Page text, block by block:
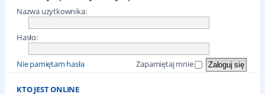
Nazwa użytkownika:
Hasło:
Nie pamiętam hasła Zapamiętaj mnie
KTO JEST ONLINE